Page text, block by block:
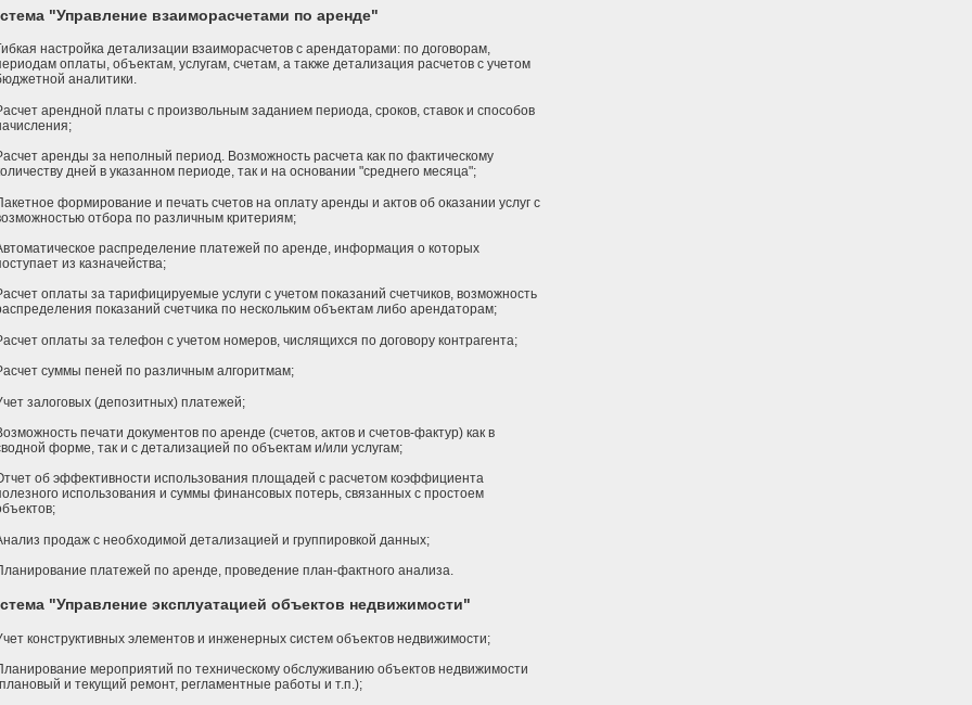
"Управление взаиморасчетами по аренде"
настройка детализации взаиморасчетов с арендаторами: по договорам,
оплаты, объектам, услугам, счетам, а также детализация расчетов с учетом
аналитики.
арендной платы с произвольным заданием периода, сроков, ставок и способов
аренды за неполный период. Возможность расчета как по фактическому
дней в указанном периоде, так и на основании "среднего месяца";
формирование и печать счетов на оплату аренды и актов об оказании услуг с
отбора по различным критериям;
распределение платежей по аренде, информация о которых
из казначейства;
оплаты за тарифицируемые услуги с учетом показаний счетчиков, возможность
показаний счетчика по нескольким объектам либо арендаторам;
оплаты за телефон с учетом номеров, числящихся по договору контрагента;
суммы пеней по различным алгоритмам;
залоговых (депозитных) платежей;
печати документов по аренде (счетов, актов и счетов-фактур) как в
форме, так и с детализацией по объектам и/или услугам;
об эффективности использования площадей с расчетом коэффициента
использования и суммы финансовых потерь, связанных с простоем
продаж с необходимой детализацией и группировкой данных;
платежей по аренде, проведение план-фактного анализа.
"Управление эксплуатацией объектов недвижимости"
конструктивных элементов и инженерных систем объектов недвижимости;
мероприятий по техническому обслуживанию объектов недвижимости
и текущий ремонт, регламентные работы и т.п.);